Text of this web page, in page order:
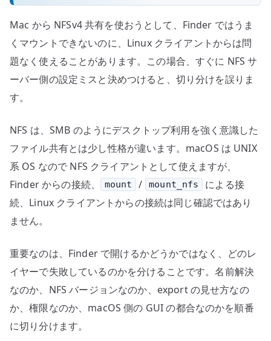
け
て
見
の
Mac から NFSv4 共有を使おうとして、Finder ではうま
くマウントできないのに、Linux クライアントからは問
題なく使えることがあります。この場合、すぐに NFS サ
ーバー側の設定ミスと決めつけると、切り分けを誤りま
す。
NFS は、SMB のようにデスクトップ利用を強く意識した
ファイル共有とは少し性格が違います。macOS は UNIX
系 OS なので NFS クライアントとして使えますが、
Finder からの接続、
mount / mount_nfs
による接
続、Linux クライアントからの接続は同じ確認ではあり
ません。
重要なのは、Finder で開けるかどうかではなく、どのレ
イヤーで失敗しているのかを分けることです。名前解決
なのか、NFS バージョンなのか、export の見せ方なの
か、権限なのか、macOS 側の GUI の都合なのかを順番
に切り分けます。